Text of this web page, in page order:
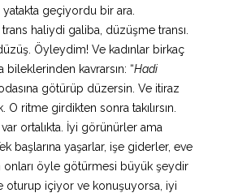
yatakta geçiyordu bir ara.
haliydi galiba, düzüşme transı.
Öyleydim! Ve kadınlar birkaç
bileklerinden kavrarsın: “Hadi
odasına götürüp düzersin. Ve itiraz
ritme girdikten sonra takılırsın.
ortalıkta. İyi görünürler ama
başlarına yaşarlar, işe giderler, eve
onları öyle götürmesi büyük şeydir
oturup içiyor ve konuşuyorsa, iyi